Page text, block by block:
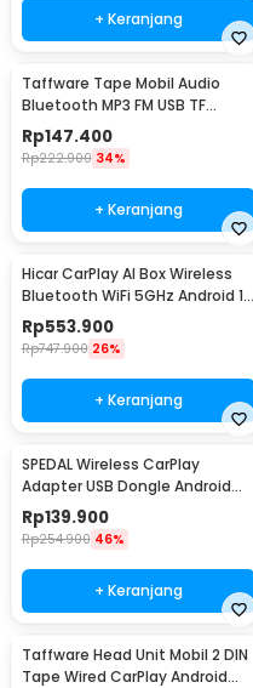
+ Keranjang
Taffware Tape Mobil Audio
Bluetooth MP3 FM USB TF
Phone Holder 15V - HL82
Rp147.400
Rp222.900 34%
+ Keranjang
Hicar CarPlay AI Box Wireless
Bluetooth WiFi 5GHz Android 13
32GB - HA-13
Rp553.900
Rp747.900 26%
+ Keranjang
SPEDAL Wireless CarPlay
Adapter USB Dongle Android
Auto Bluetooth - OT110
Rp139.900
Rp254.900 46%
+ Keranjang
Taffware Head Unit Mobil 2 DIN
Tape Wired CarPlay Android